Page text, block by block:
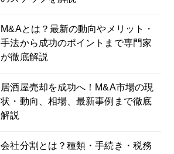
M&Aとは？最新の動向やメリット・
手法から成功のポイントまで専門家
が徹底解説
居酒屋売却を成功へ！M&A市場の現
状・動向、相場、最新事例まで徹底
解説
会社分割とは？種類・手続き・税務